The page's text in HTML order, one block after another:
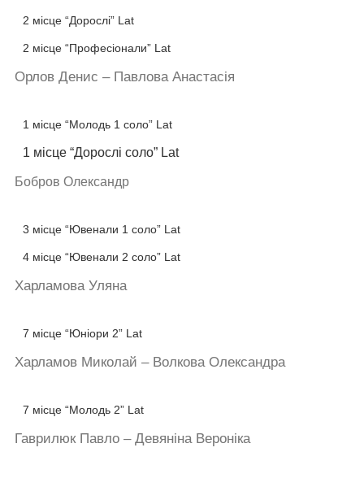
2 місце “Дорослі” Lat
2 місце “Професіонали” Lat
Орлов Денис – Павлова Анастасія
1 місце “Молодь 1 соло” Lat
1 місце “Дорослі соло” Lat
Бобров Олександр
3 місце “Ювенали 1 соло” Lat
4 місце “Ювенали 2 соло” Lat
Харламова Уляна
7 місце “Юніори 2” Lat
Харламов Миколай – Волкова Олександра
7 місце “Молодь 2” Lat
Гаврилюк Павло – Девяніна Вероніка